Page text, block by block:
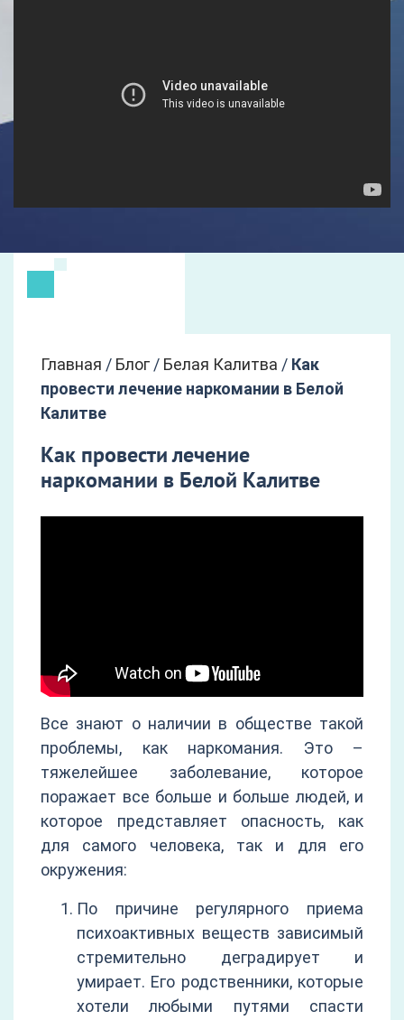
Главная / Блог / Белая Калитва / Как
провести лечение наркомании в Белой
Калитве
Как провести лечение
наркомании в Белой Калитве
Все знают о наличии в обществе такой
проблемы, как наркомания. Это –
тяжелейшее заболевание, которое
поражает все больше и больше людей, и
которое представляет опасность, как
для самого человека, так и для его
окружения:
По причине регулярного приема
психоактивных веществ зависимый
стремительно деградирует и
умирает. Его родственники, которые
хотели любыми путями спасти